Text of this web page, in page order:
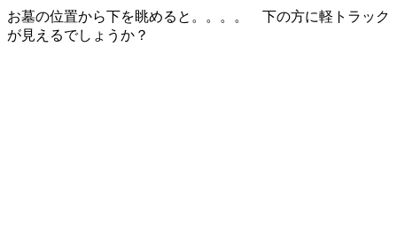
お墓の位置から下を眺めると。。。。 下の方に軽トラック
が見えるでしょうか？